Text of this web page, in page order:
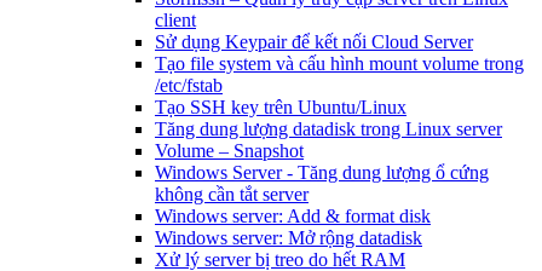
client
Sử dụng Keypair để kết nối Cloud Server
Tạo file system và cấu hình mount volume trong
/etc/fstab
Tạo SSH key trên Ubuntu/Linux
Tăng dung lượng datadisk trong Linux server
Volume – Snapshot
Windows Server - Tăng dung lượng ổ cứng
không cần tắt server
Windows server: Add & format disk
Windows server: Mở rộng datadisk
Xử lý server bị treo do hết RAM